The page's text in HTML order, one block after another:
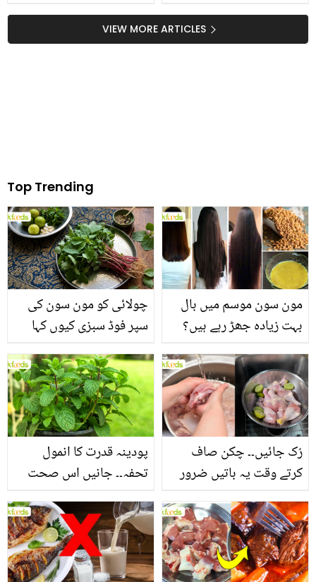
میٹھا کردیا تھا؟ ویڈیو
مناظر
فائدے جو ہر کوئی جاننا
چاہے سحری میں کھجور
VIEW MORE ARTICLES
Top Trending
چولائی کو مون سون کی
سپر فوڈ سبزی کیوں کہا
منرلز اور اینٹی آکسیڈنٹس
سے بھرپور اس سبزی کے
فائدے
مون سون موسم میں بال
بہت زیادہ جھڑ رہے ہیں؟
بنانے کے چند قدرتی طریقے
پودینہ قدرت کا انمول
تحفہ۔۔ جانیں اس صحت
انگیز طبی فوائد
رُک جائیں۔۔ چکن صاف
کرتے وقت یہ باتیں ضرور